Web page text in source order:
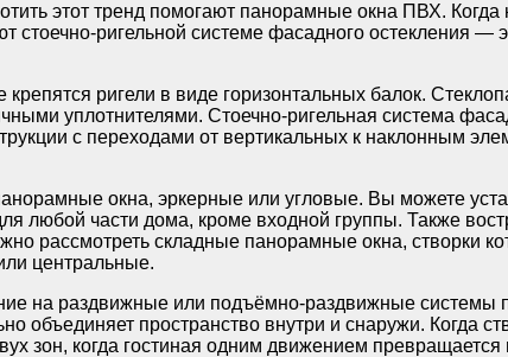
этот тренд помогают панорамные окна ПВХ.
ригельной системе фасадного остекления —
ригели в виде горизонтальных балок.
уплотнителями. Стоечно-ригельная система
с переходами от вертикальных к наклонным
окна, эркерные или угловые. Вы можете
любой части дома, кроме входной группы. Также
рассмотреть складные панорамные окна, створки
центральные.
на раздвижные или подъёмно-раздвижные системы
объединяет пространство внутри и снаружи. Когда
зон, когда гостиная одним движением превращается